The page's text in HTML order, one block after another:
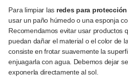
Para limpiar las redes para
usar un paño húmedo o una esponja
Recomendamos evitar usar productos
puedan dañar el material o el color de
consiste en frotar suavemente la
enjuagarla con agua. Debemos dejar
exponerla directamente al sol.